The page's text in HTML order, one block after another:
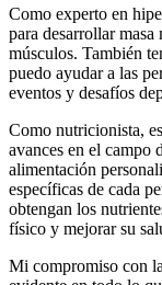
Como experto en
para desarrollar
músculos. También
puedo ayudar a las
eventos y desafíos
Como nutricionista,
avances en el campo
alimentación
específicas de cada
obtengan los
físico y mejorar su
Mi compromiso con